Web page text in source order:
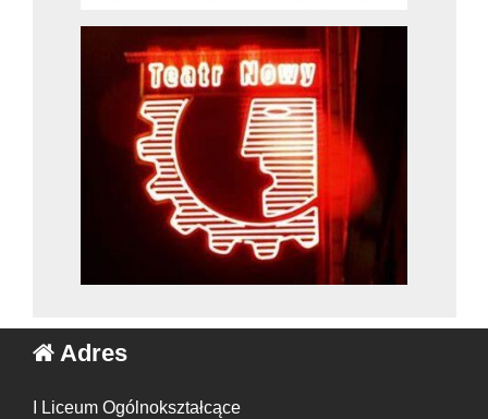
Adres
I Liceum Ogólnokształcące